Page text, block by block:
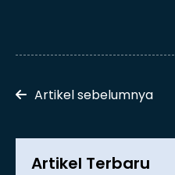
Artikel sebelumnya
Artikel Terbaru